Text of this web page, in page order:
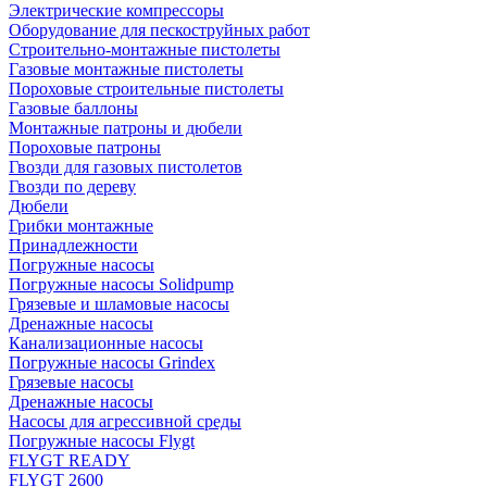
Электрические компрессоры
Оборудование для пескоструйных работ
Строительно-монтажные пистолеты
Газовые монтажные пистолеты
Пороховые строительные пистолеты
Газовые баллоны
Монтажные патроны и дюбели
Пороховые патроны
Гвозди для газовых пистолетов
Гвозди по дереву
Дюбели
Грибки монтажные
Принадлежности
Погружные насосы
Погружные насосы Solidpump
Грязевые и шламовые насосы
Дренажные насосы
Канализационные насосы
Погружные насосы Grindex
Грязевые насосы
Дренажные насосы
Насосы для агрессивной среды
Погружные насосы Flygt
FLYGT READY
FLYGT 2600